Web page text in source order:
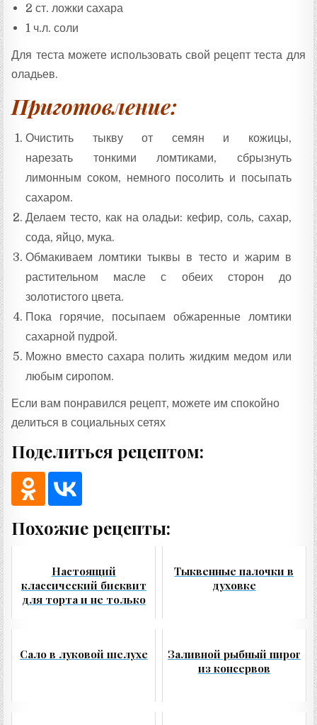
2 ст. ложки сахара
1 ч.л. соли
Для теста можете использовать свой рецепт теста для
оладьев.
Приготовление:
Очистить тыкву от семян и кожицы,
нарезать тонкими ломтиками, сбрызнуть
лимонным соком, немного посолить и посыпать
сахаром.
Делаем тесто, как на оладьи: кефир, соль, сахар,
сода, яйцо, мука.
Обмакиваем ломтики тыквы в тесто и жарим в
растительном масле с обеих сторон до
золотистого цвета.
Пока горячие, посыпаем обжаренные ломтики
сахарной пудрой.
Можно вместо сахара полить жидким медом или
любым сиропом.
Если вам понравился рецепт, можете им спокойно
делиться в социальных сетях
Поделиться рецептом:
Похожие рецепты:
Настоящий
классический бисквит
для торта и не только
Тыквенные палочки в
духовке
Сало в луковой шелухе
Заливной рыбный пирог
из консервов